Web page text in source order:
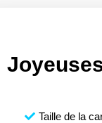
Taille de la